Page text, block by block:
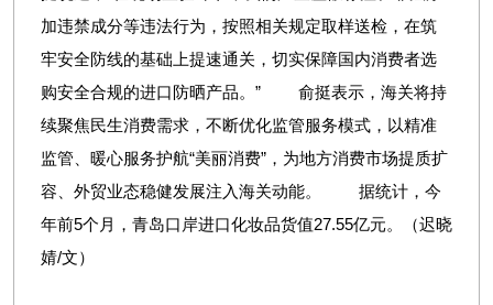
加违禁成分等违法行为，按照相关规定取样送检，在筑
牢安全防线的基础上提速通关，切实保障国内消费者选
购安全合规的进口防晒产品。” 俞挺表示，海关将持
续聚焦民生消费需求，不断优化监管服务模式，以精准
监管、暖心服务护航“美丽消费”，为地方消费市场提质扩
容、外贸业态稳健发展注入海关动能。 据统计，今
年前5个月，青岛口岸进口化妆品货值27.55亿元。（迟晓
婧/文）